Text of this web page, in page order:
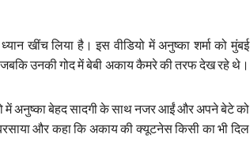
खींच लिया है। इस वीडियो में अनुष्का शर्मा को मुंबई
उनकी गोद में बेबी अकाय कैमरे की तरफ देख रहे थे।
अनुष्का बेहद सादगी के साथ नजर आईं और अपने बेटे को
और कहा कि अकाय की क्यूटनेस किसी का भी दिल